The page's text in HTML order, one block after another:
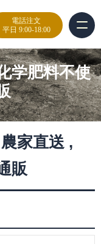
電話注文
平日 9:00-18:00
学肥料不使
農家直送,
販